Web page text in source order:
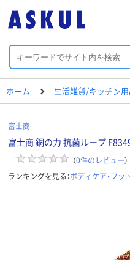
ホーム 生活雑貨/キッチン
富士商
富士商 銅の力 抗菌ループ F8349
（0件のレビュー）
ランキングを見る：ボディケア・フッ